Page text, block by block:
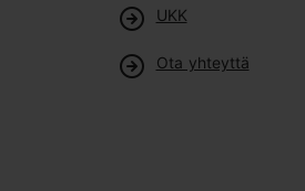
UKK
Ota yhteyttä